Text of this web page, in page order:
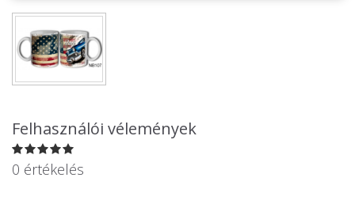
Ajándék Nőknek
Ajándék Gyerekeknek
Party kellékek
Névnapi ajándékok
Felhasználói vélemények
0 értékelés